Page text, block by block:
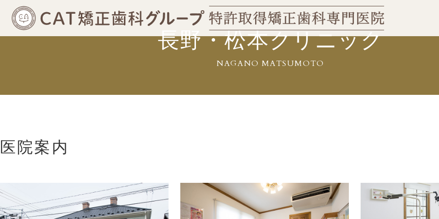
長野・松本クリニック
NAGANO MATSUMOTO
医院案内